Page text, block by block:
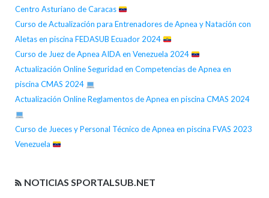
Centro Asturiano de Caracas
Curso de Actualización para Entrenadores de Apnea y Natación con
Aletas en piscina FEDASUB Ecuador 2024
Curso de Juez de Apnea AIDA en Venezuela 2024
Actualización Online Seguridad en Competencias de Apnea en
piscina CMAS 2024
Actualización Online Reglamentos de Apnea en piscina CMAS 2024
Curso de Jueces y Personal Técnico de Apnea en piscina FVAS 2023
Venezuela
NOTICIAS SPORTALSUB.NET